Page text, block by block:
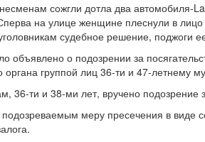
сожгли дотла два автомобиля-
на улице женщине плеснули в лицо
судебное решение, поджоги
объявлено о подозрении за
органа группой лиц 36-ти и 47-летнему
36-ти и 38-ми лет, вручено подозрение
меру пресечения в виде